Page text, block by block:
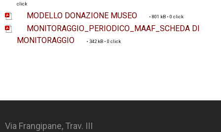
click
MODELLO DONAZIONE MUSEO • 801 kB • 0 click
MONITORAGGIO_PERIODICO_MAAF_SCHEDA DI
MONITORAGGIO
• 342 kB • 0 click
Via Frangipane, Trav. III